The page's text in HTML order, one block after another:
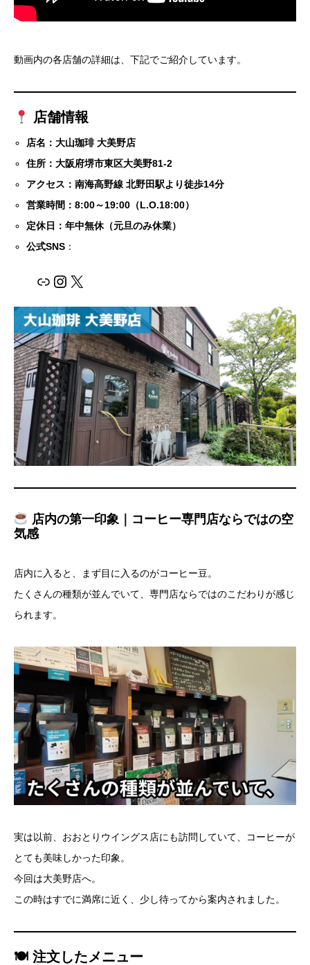
動画内の各店舗の詳細は、下記でご紹介しています。
店舗情報
店名：大山珈琲 大美野店
住所：大阪府堺市東区大美野81-2
アクセス：南海高野線 北野田駅より徒歩14分
営業時間：8:00～19:00（L.O.18:00）
定休日：年中無休（元旦のみ休業）
公式SNS ：
リンク Instagram
X
店内の第一印象｜コーヒー専門店ならではの空
気感
店内に入ると、まず目に入るのがコーヒー豆。
たくさんの種類が並んでいて、専門店ならではのこだわりが感じ
られます。
実は以前、おおとりウイングス店にも訪問していて、コーヒーが
とても美味しかった印象。
今回は大美野店へ。
この時はすでに満席に近く、少し待ってから案内されました。
🍽 注文したメニュー